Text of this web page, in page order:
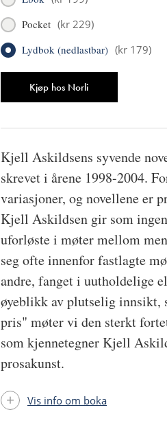
Pocket (kr 229)
Lydbok (nedlastbar) (kr 179)
Kjøp hos Norli
Kjell Askildsens syvende
skrevet i årene 1998-2004.
variasjoner, og novellene er
Kjell Askildsen gir som
uforløste i møter mellom
seg ofte innenfor fastlagte
andre, fanget i uutholdelige
øyeblikk av plutselig innsikt,
pris" møter vi den sterkt
som kjennetegner Kjell
prosakunst.
Vis info om boka